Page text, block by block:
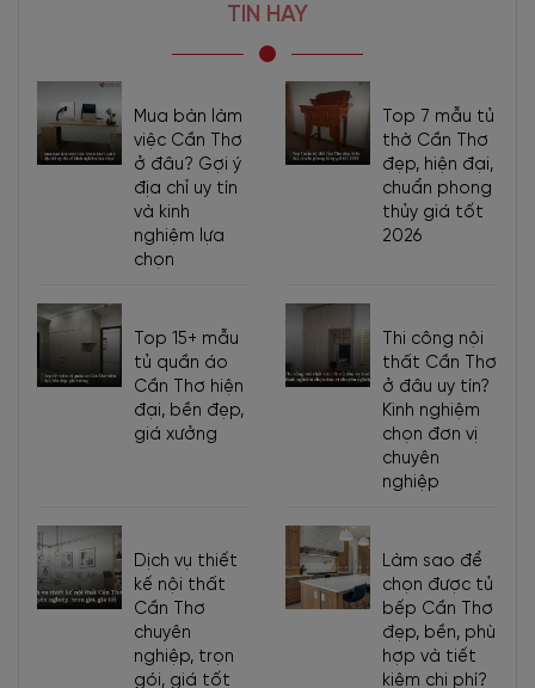
TIN HAY
Mua bàn làm
việc Cần Thơ
ở đâu? Gợi ý
địa chỉ uy tín
và kinh
nghiệm lựa
chọn
Top 7 mẫu tủ
thờ Cần Thơ
đẹp, hiện đại,
chuẩn phong
thủy giá tốt
2026
Top 15+ mẫu
tủ quần áo
Cần Thơ hiện
đại, bền đẹp,
giá xưởng
Thi công nội
thất Cần Thơ
ở đâu uy tín?
Kinh nghiệm
chọn đơn vị
chuyên
nghiệp
Dịch vụ thiết
kế nội thất
Cần Thơ
chuyên
nghiệp, trọn
gói, giá tốt
Làm sao để
chọn được tủ
bếp Cần Thơ
đẹp, bền, phù
hợp và tiết
kiệm chi phí?